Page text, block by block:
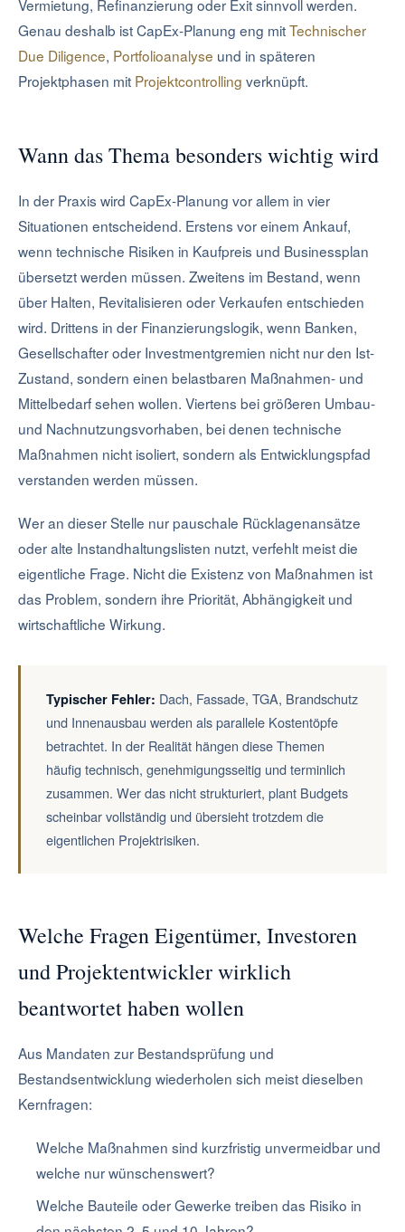
Vermietung, Refinanzierung oder Exit sinnvoll werden.
Genau deshalb ist CapEx-Planung eng mitTechnischer
Due Diligence, Portfolioanalyse und in späteren
Projektphasen mit Projektcontrolling verknüpft.
Wann das Thema besonders wichtig wird
In der Praxis wird CapEx-Planung vor allem in vier
Situationen entscheidend. Erstens vor einem Ankauf,
wenn technische Risiken in Kaufpreis und Businessplan
übersetzt werden müssen. Zweitens im Bestand, wenn
über Halten, Revitalisieren oder Verkaufen entschieden
wird. Drittens in der Finanzierungslogik, wenn Banken,
Gesellschafter oder Investmentgremien nicht nur den Ist-
Zustand, sondern einen belastbaren Maßnahmen- und
Mittelbedarf sehen wollen. Viertens bei größeren Umbau-
und Nachnutzungsvorhaben, bei denen technische
Maßnahmen nicht isoliert, sondern als Entwicklungspfad
verstanden werden müssen.
Wer an dieser Stelle nur pauschale Rücklagenansätze
oder alte Instandhaltungslisten nutzt, verfehlt meist die
eigentliche Frage. Nicht die Existenz von Maßnahmen ist
das Problem, sondern ihre Priorität, Abhängigkeit und
wirtschaftliche Wirkung.
Typischer Fehler: Dach, Fassade, TGA, Brandschutz
und Innenausbau werden als parallele Kostentöpfe
betrachtet. In der Realität hängen diese Themen
häufig technisch, genehmigungsseitig und terminlich
zusammen. Wer das nicht strukturiert, plant Budgets
scheinbar vollständig und übersieht trotzdem die
eigentlichen Projektrisiken.
Welche Fragen Eigentümer, Investoren
und Projektentwickler wirklich
beantwortet haben wollen
Aus Mandaten zur Bestandsprüfung und
Bestandsentwicklung wiederholen sich meist dieselben
Kernfragen:
Welche Maßnahmen sind kurzfristig unvermeidbar und
welche nur wünschenswert?
Welche Bauteile oder Gewerke treiben das Risiko in